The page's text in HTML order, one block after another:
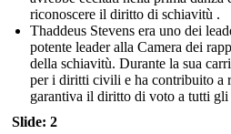
riconoscere il diritto di schiavitù .
Thaddeus Stevens era uno dei
potente leader alla Camera dei
della schiavitù. Durante la sua
per i diritti civili e ha contribuito a
garantiva il diritto di voto a tutti
Slide: 2